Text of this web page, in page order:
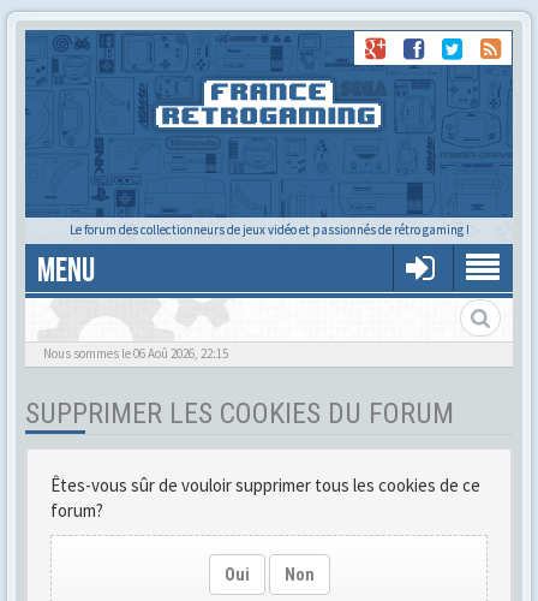
Le forum des collectionneurs de jeux vidéo et passionnés de rétro gaming !
MENU
Gère ton profil et tes préférences
Nous sommes le 06 Aoû 2026, 22:15
SUPPRIMER LES COOKIES DU FORUM
Êtes-vous sûr de vouloir supprimer tous les cookies de ce
forum?
Oui Non